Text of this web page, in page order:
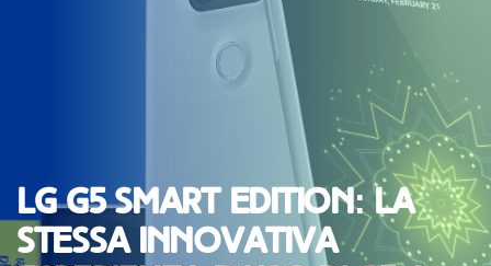
LG G5 Smart Edition: La
stessa innovativa